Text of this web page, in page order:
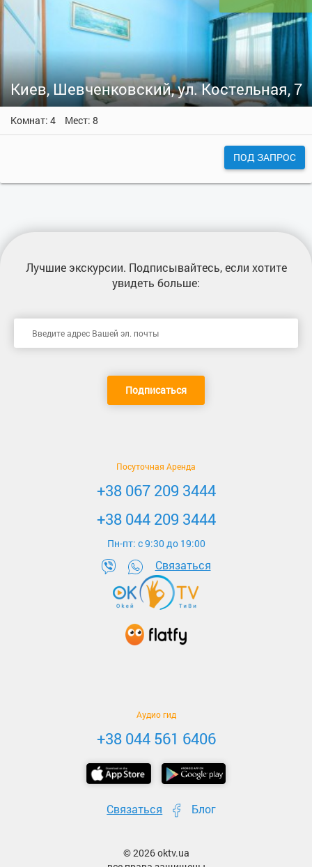
Киев, Шевченковский, ул. Костельная, 7
Комнат: 4 Мест: 8
ПОД ЗАПРОС
Лучшие экскурсии. Подписывайтесь, если хотите
увидеть больше:
Подписаться
Посуточная Аренда
+38 067 209 3444
+38 044 209 3444
Пн-пт: c 9:30 до 19:00
Связаться
Аудио гид
+38 044 561 6406
Связаться Блог
© 2026 oktv.ua